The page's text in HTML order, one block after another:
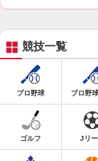
競技一覧
プロ野球 プロ野
ゴルフ Jリ